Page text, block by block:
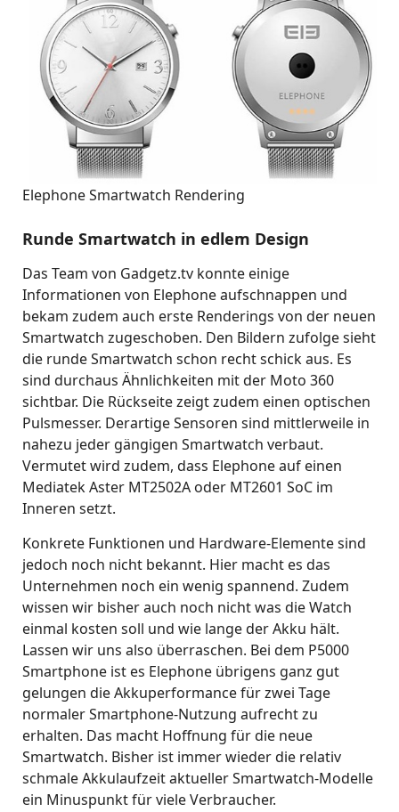
Elephone Smartwatch Rendering
Runde Smartwatch in edlem Design
Das Team von Gadgetz.tv konnte einige
Informationen von Elephone aufschnappen und
bekam zudem auch erste Renderings von der neuen
Smartwatch zugeschoben. Den Bildern zufolge sieht
die runde Smartwatch schon recht schick aus. Es
sind durchaus Ähnlichkeiten mit der Moto 360
sichtbar. Die Rückseite zeigt zudem einen optischen
Pulsmesser. Derartige Sensoren sind mittlerweile in
nahezu jeder gängigen Smartwatch verbaut.
Vermutet wird zudem, dass Elephone auf einen
Mediatek Aster MT2502A oder MT2601 SoC im
Inneren setzt.
Konkrete Funktionen und Hardware-Elemente sind
jedoch noch nicht bekannt. Hier macht es das
Unternehmen noch ein wenig spannend. Zudem
wissen wir bisher auch noch nicht was die Watch
einmal kosten soll und wie lange der Akku hält.
Lassen wir uns also überraschen. Bei dem P5000
Smartphone ist es Elephone übrigens ganz gut
gelungen die Akkuperformance für zwei Tage
normaler Smartphone-Nutzung aufrecht zu
erhalten. Das macht Hoffnung für die neue
Smartwatch. Bisher ist immer wieder die relativ
schmale Akkulaufzeit aktueller Smartwatch-Modelle
ein Minuspunkt für viele Verbraucher.